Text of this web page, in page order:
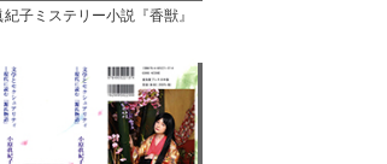
子ミステリー小説『香獣』